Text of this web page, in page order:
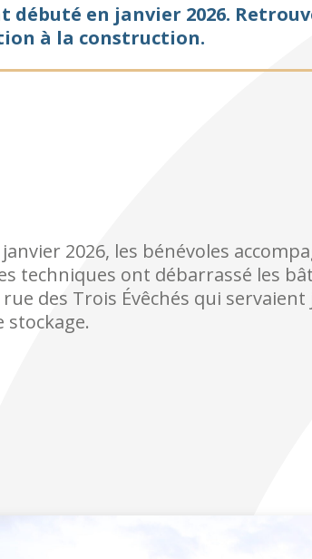
en janvier 2026.
à la construction.
2026, les bénévoles
techniques ont débarrassé les
rue des Trois Évêchés qui servaient
stockage.